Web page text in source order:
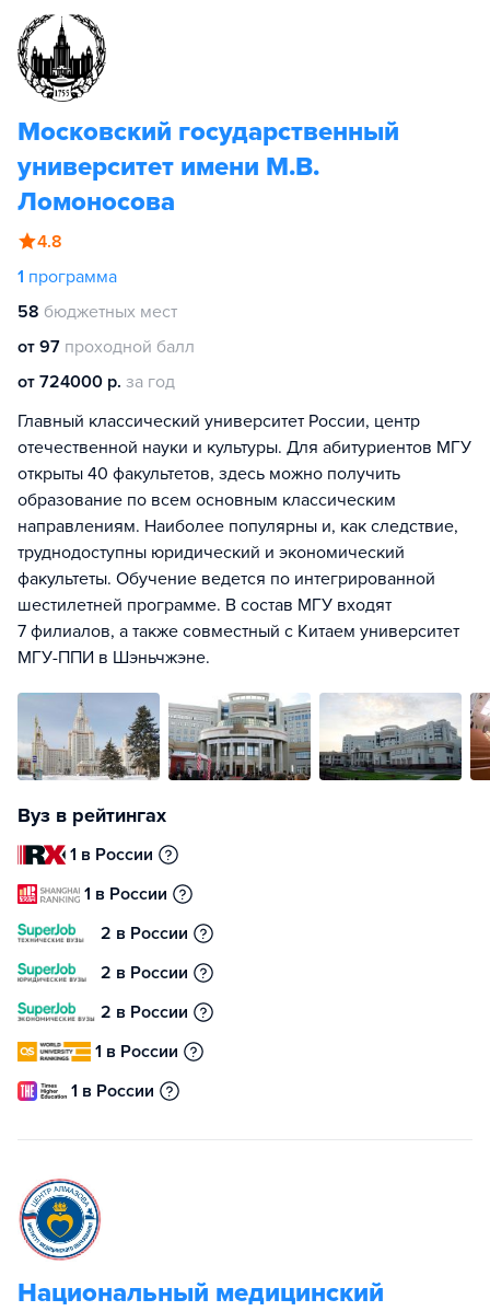
Московский государственный
университет имени М.В.
Ломоносова
4.8
1 программа
58 бюджетных мест
от 97 проходной балл
от 724000 р. за год
Главный классический университет России, центр
отечественной науки и культуры. Для абитуриентов МГУ
открыты 40 факультетов, здесь можно получить
образование по всем основным классическим
направлениям. Наиболее популярны и, как следствие,
труднодоступны юридический и экономический
факультеты. Обучение ведется по интегрированной
шестилетней программе. В состав МГУ входят
7 филиалов, а также совместный с Китаем университет
МГУ-ППИ в Шэньчжэне.
Вуз в рейтингах
1 в России
1 в России
2 в России
2 в России
2 в России
1 в России
1 в России
Национальный медицинский